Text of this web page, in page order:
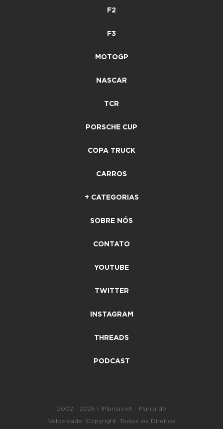
F2
F3
MOTOGP
NASCAR
TCR
PORSCHE CUP
COPA TRUCK
CARROS
+ CATEGORIAS
SOBRE NÓS
CONTATO
YOUTUBE
TWITTER
INSTAGRAM
THREADS
PODCAST
2002 - 2026 F1Mania.net - Mania de
Velocidade. Copyright. Todos os Direitos